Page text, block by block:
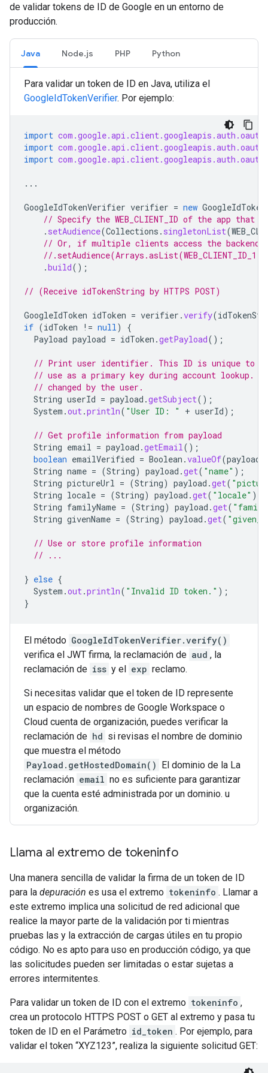
de validar tokens de ID de Google en un entorno de
producción.
Java Node.js PHP Python
Para validar un token de ID en Java, utiliza el
GoogleIdTokenVerifier. Por ejemplo:
import
import
import
...
GoogleIdTokenVerifier verifier = new
// Specify the WEB_CLIENT_ID of the app that
. setAudience(Collections . singletonList(
// Or, if multiple clients access the backend:
//.setAudience(Arrays.asList(WEB_CLIENT_ID_1,
.build();
// (Receive idTokenString by HTTPS POST)
GoogleIdToken idToken = verifier .verify(
if (idToken != null)
{
Payload payload = idToken .getPayload();
// Print user identifier. This ID is unique to
// use as a primary key during account lookup.
// changed by the user.
String userId = payload .getSubject();
System .out.println( "User ID: " + userId);
// Get profile information from payload
String email = payload .getEmail();
boolean emailVerified = Boolean .valueOf(payload
String name = (String) payload .get( "name" );
String pictureUrl = (String) payload .get(
String locale = (String) payload .get( "locale" );
String familyName = (String) payload .get(
String givenName = (String) payload .get(
// Use or store profile information
// ...
} else {
System .out.println( "Invalid ID token." );
}
El método GoogleIdTokenVerifier.verify()
verifica el JWT firma, la reclamación de aud , la
reclamación de iss y el exp reclamo.
Si necesitas validar que el token de ID represente
un espacio de nombres de Google Workspace o
Cloud cuenta de organización, puedes verificar la
reclamación de hd si revisas el nombre de dominio
que muestra el método
Payload.getHostedDomain() El dominio de la La
reclamación email no es suficiente para garantizar
que la cuenta esté administrada por un dominio. u
organización.
Llama al extremo de tokeninfo
Una manera sencilla de validar la firma de un token de ID
para la depuración es usa el extremo tokeninfo . Llamar a
este extremo implica una solicitud de red adicional que
realice la mayor parte de la validación por ti mientras
pruebas las y la extracción de cargas útiles en tu propio
código. No es apto para uso en producción código, ya que
las solicitudes pueden ser limitadas o estar sujetas a
errores intermitentes.
Para validar un token de ID con el extremo tokeninfo ,
crea un protocolo HTTPS POST o GET al extremo y pasa tu
token de ID en el Parámetro id_token . Por ejemplo, para
validar el token “XYZ123”, realiza la siguiente solicitud GET: